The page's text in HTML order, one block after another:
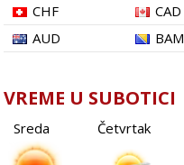
CHF
CAD
AUD
BAM
VREME U SUBOTICI
Sreda Četvrtak